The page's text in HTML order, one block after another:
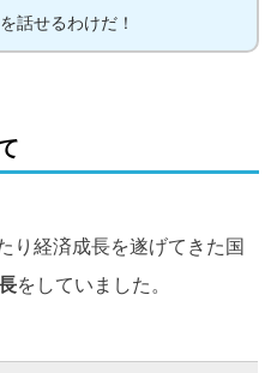
話せるわけだ！
り経済成長を遂げてきた国
をしていました。